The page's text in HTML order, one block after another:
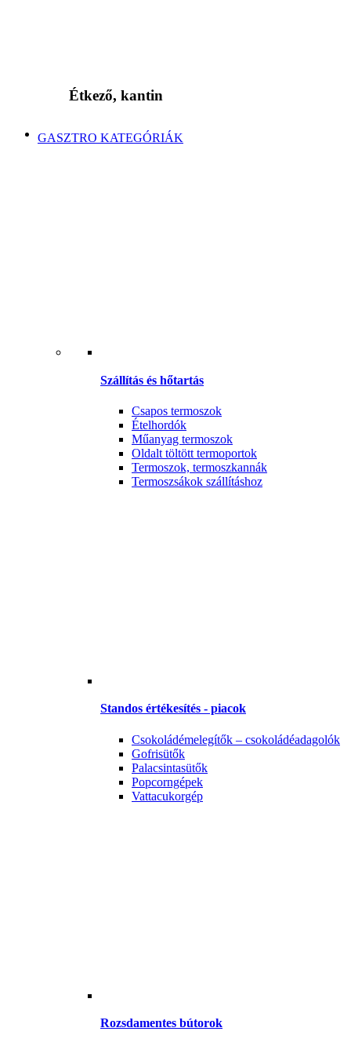
Étkező, kantin
GASZTRO KATEGÓRIÁK
Szállítás és hőtartás
Csapos termoszok
Ételhordók
Műanyag termoszok
Oldalt töltött termoportok
Termoszok, termoszkannák
Termoszsákok szállításhoz
Standos értékesítés - piacok
Csokoládémelegítők – csokoládéadagolók
Gofrisütők
Palacsintasütők
Popcorngépek
Vattacukorgép
Rozsdamentes bútorok